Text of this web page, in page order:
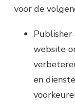
voor de
website
en